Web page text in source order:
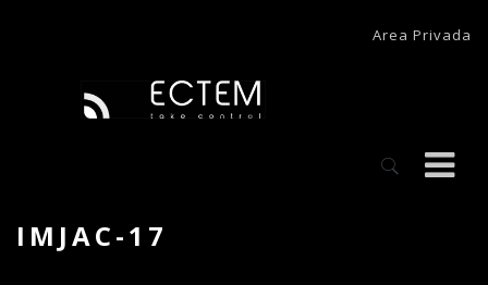
Area Privada
IMJAC-17